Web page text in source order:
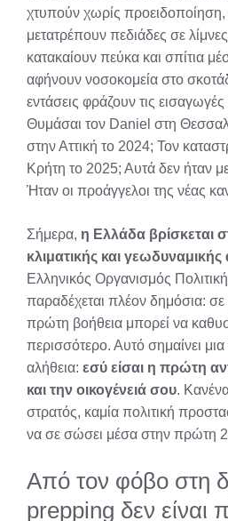
χτυπούν χωρίς
μετατρέπουν πεδιάδες σε
κατακαίουν πεύκα και σπίτια
αφήνουν νοσοκομεία στο
εντάσεις φράζουν τις
Θυμάσαι τον Daniel στη
στην Αττική το 2024; Τον
Κρήτη το 2025; Αυτά δεν ήταν
Ήταν οι προάγγελοι της νέας
Σήμερα, η Ελλάδα βρίσκεται
κλιματικής και γεωδυναμικής
Ελληνικός Οργανισμός
παραδέχεται πλέον δημόσια: σε
πρώτη βοήθεια μπορεί να
περισσότερο. Αυτό σημαίνει
αλήθεια: εσύ είσαι η πρώτη
και την οικογένειά σου.
στρατός, καμία πολιτική
να σε σώσει μέσα στην πρώτη
Από τον φόβο στη
prepping δεν είναι